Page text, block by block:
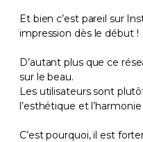
Et bien c’est pareil sur
impression dès le début !
D’autant plus que ce
sur le beau.
Les utilisateurs sont
l’esthétique et
C’est pourquoi, il est